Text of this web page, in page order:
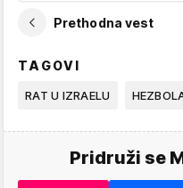
Prethodna vest
TAGOVI
RAT U IZRAELU
Pridruži se